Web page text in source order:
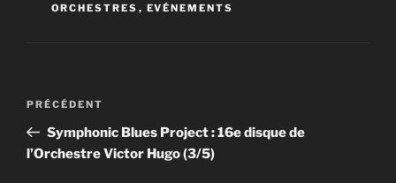
ORCHESTRES , EVÉNEMENTS
Navigation
l’article
Article
précédent
PRÉCÉDENT
Symphonic Blues Project : 16e disque de
l’Orchestre Victor Hugo (3/5)